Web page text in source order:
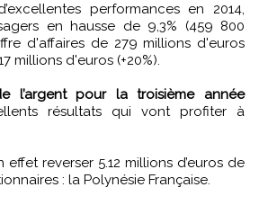
performances en 2014,
en hausse de 9,3% (459 800
d'affaires de 279 millions d'euros
millions d'euros (+20%).
l’argent pour la troisième année
résultats qui vont profiter à
reverser 5.12 millions d’euros de
: la Polynésie Française.